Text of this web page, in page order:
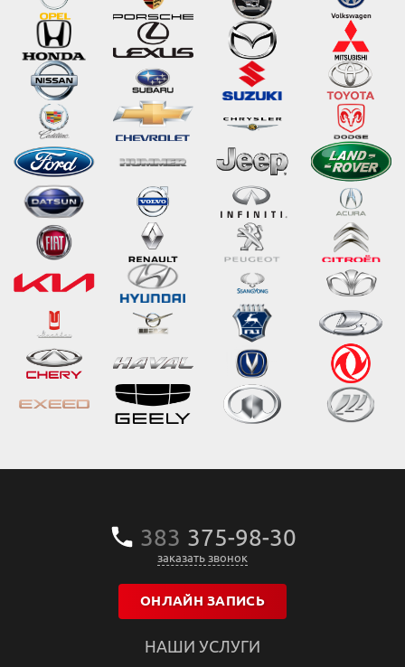
383 375‒98‒30
заказать звонок
ОНЛАЙН ЗАПИСЬ
НАШИ УСЛУГИ